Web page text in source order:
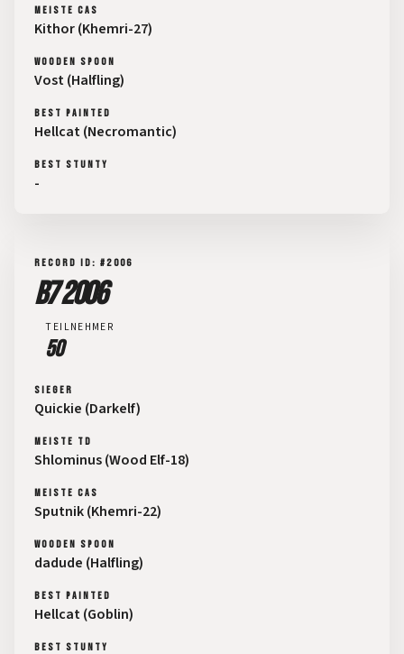
MEISTE CAS
Kithor (Khemri-27)
WOODEN SPOON
Vost (Halfling)
BEST PAINTED
Hellcat (Necromantic)
BEST STUNTY
-
RECORD ID: #2006
B7 2006
TEILNEHMER
50
SIEGER
Quickie (Darkelf)
MEISTE TD
Shlominus (Wood Elf-18)
MEISTE CAS
Sputnik (Khemri-22)
WOODEN SPOON
dadude (Halfling)
BEST PAINTED
Hellcat (Goblin)
BEST STUNTY